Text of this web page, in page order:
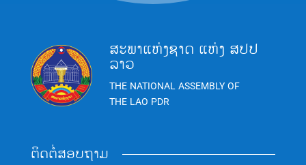
ສະພາແຫ່ງຊາດ ແຫ່ງ ສປປ
ລາວ
THE NATIONAL ASSEMBLY OF
THE LAO PDR
ຕິດຕໍ່ສອບຖາມ